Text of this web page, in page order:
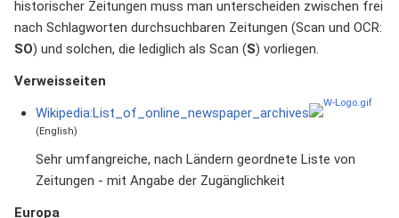
historischer Zeitungen muss man unterscheiden zwischen frei
nach Schlagworten durchsuchbaren Zeitungen (Scan und OCR:
SO) und solchen, die lediglich als Scan (S) vorliegen.
Verweisseiten
Wikipedia:List_of_online_newspaper_archives
(English)
Sehr umfangreiche, nach Ländern geordnete Liste von
Zeitungen - mit Angabe der Zugänglichkeit
Europa